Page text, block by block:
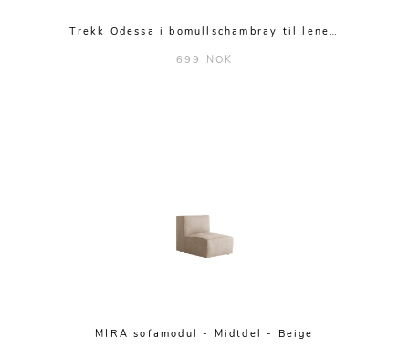
Trekk Odessa i bomullschambray til lene…
699 NOK
MIRA sofamodul - Midtdel - Beige